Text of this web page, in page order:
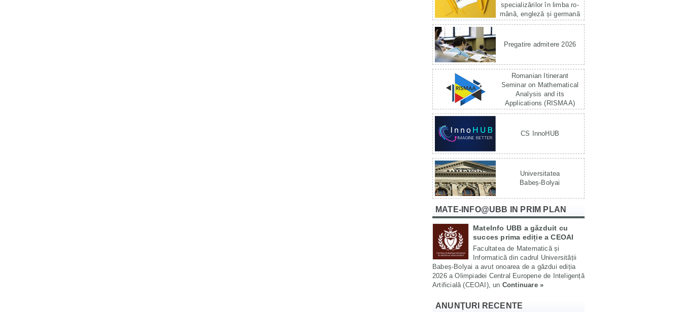
specializărilor în limba ro­
mână, engleză și germană
Pregatire admitere 2026
Romanian Itinerant
Seminar on Mathematical
Analysis and its
Applications (RISMAA)
CS InnoHUB
Universitatea
Babeș-Bolyai
MATE-INFO@UBB IN PRIM PLAN
MateInfo UBB a găzduit cu
succes prima ediție a CEOAI
Facultatea de Matematică și
Informatică din cadrul Universității
Babeș-Bolyai a avut onoarea de a găzdui ediția
2026 a Olimpiadei Central Europene de Inteligență
Artificială (CEOAI), un Continuare »
ANUNŢURI RECENTE